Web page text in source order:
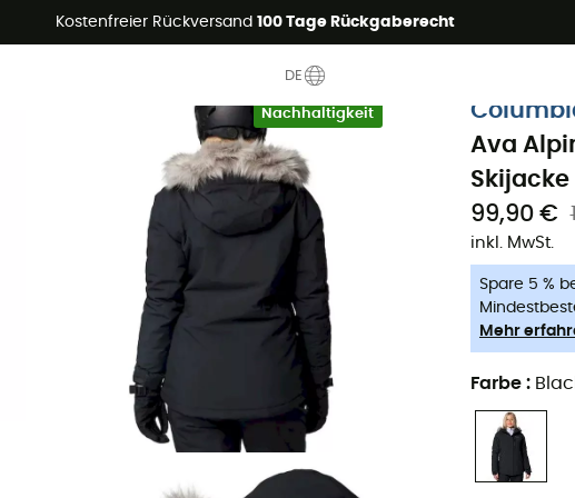
Kostenfreier Rückversand 100 Tage Rückgaberecht
DE
Sommerangebote🔥 -5% EXTRA ab 2 Produkten* Code Summer5
-5% Extra - Code Summer5
Nachhaltigkeit
Ava
99,90 €
inkl. MwSt.
Spare 5 %
Mehr
Farbe :